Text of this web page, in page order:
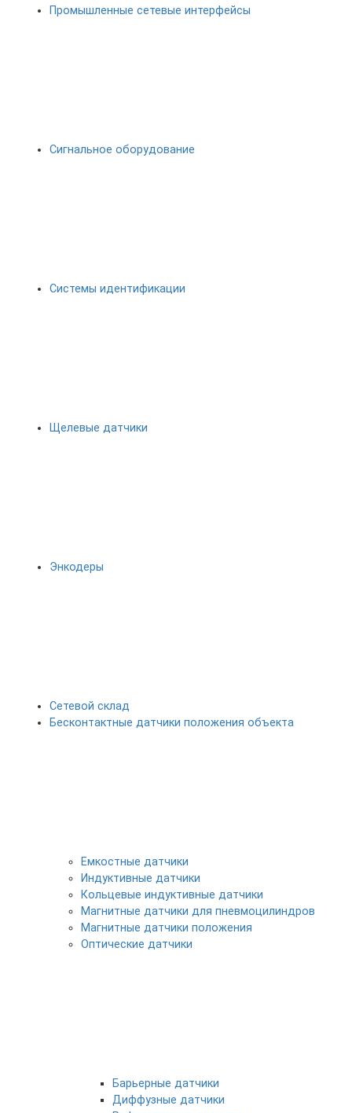
Промышленные сетевые интерфейсы
Сигнальное оборудование
Системы идентификации
Щелевые датчики
Энкодеры
Сетевой склад
Бесконтактные датчики положения объекта
Емкостные датчики
Индуктивные датчики
Кольцевые индуктивные датчики
Магнитные датчики для пневмоцилиндров
Магнитные датчики положения
Оптические датчики
Барьерные датчики
Диффузные датчики